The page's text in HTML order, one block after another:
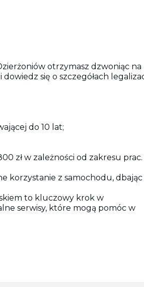
otrzymasz dzwoniąc na
się o szczegółach
do 10 lat;
zł w zależności od zakresu prac.
korzystanie z samochodu, dbając
to kluczowy krok w
serwisy, które mogą pomóc w